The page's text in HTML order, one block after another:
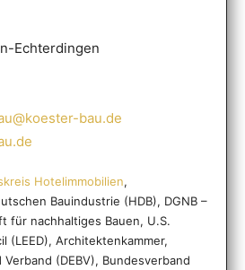
Echterdingen
bau.de
Hotelimmobilien,
Bauindustrie (HDB), DGNB –
für nachhaltiges Bauen, U.S.
(LEED), Architektenkammer,
(DEBV), Bundesverband